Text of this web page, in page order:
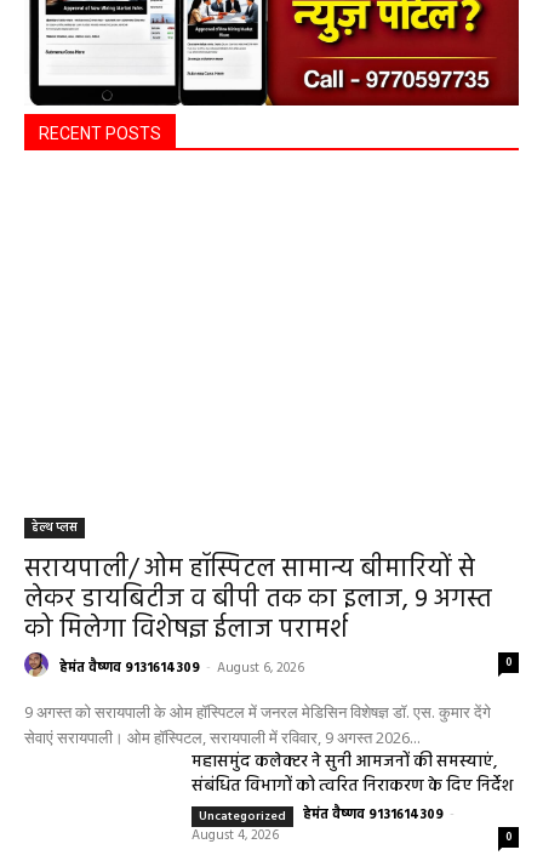
RECENT POSTS
हेल्थ प्लस
सरायपाली/ ओम हॉस्पिटल सामान्य बीमारियों से
लेकर डायबिटीज व बीपी तक का इलाज, 9 अगस्त
को मिलेगा विशेषज्ञ ईलाज परामर्श
हेमंत वैष्णव 9131614309 - August 6, 2026 0
9 अगस्त को सरायपाली के ओम हॉस्पिटल में जनरल मेडिसिन विशेषज्ञ डॉ. एस. कुमार देंगे
सेवाएं सरायपाली। ओम हॉस्पिटल, सरायपाली में रविवार, 9 अगस्त 2026...
महासमुंद कलेक्टर ने सुनी आमजनों की समस्याएं,
संबंधित विभागों को त्वरित निराकरण के दिए निर्देश
Uncategorized हेमंत वैष्णव 9131614309 -
August 4, 2026
0